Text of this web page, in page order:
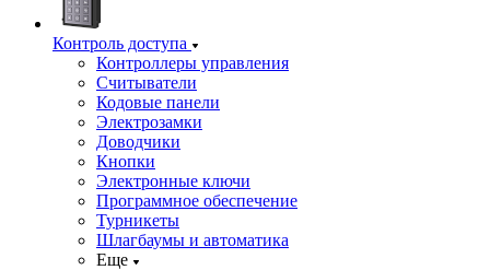
Контроль доступа
Контроллеры управления
Считыватели
Кодовые панели
Электрозамки
Доводчики
Кнопки
Электронные ключи
Программное обеспечение
Турникеты
Шлагбаумы и автоматика
Еще